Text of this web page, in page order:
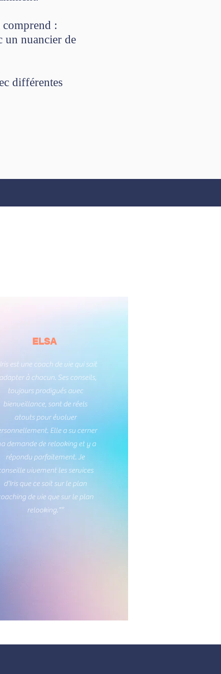
comprend :
un nuancier de
différentes
ELSA
est une coach de vie qui sait
à chacun. Ses conseils,
toujours prodigués avec
bienveillance, sont de réels
atouts pour évoluer
Elle a su cerner
demande de relooking et y a
répondu parfaitement. Je
vivement les services
d'Iris que ce soit sur le plan
de vie que sur le plan
relooking."*